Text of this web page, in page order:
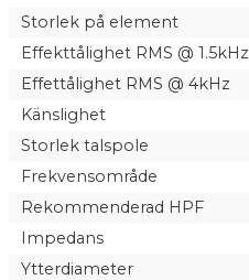
Storlek på element
Effekttålighet RMS @ 1.5kHz
Effettålighet RMS @ 4kHz
Känslighet
Storlek talspole
Frekvensområde
Rekommenderad HPF
Impedans
Ytterdiameter